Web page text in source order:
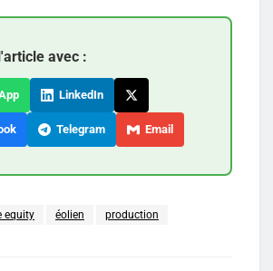
avec :
LinkedIn
Telegram Email
equity éolien production